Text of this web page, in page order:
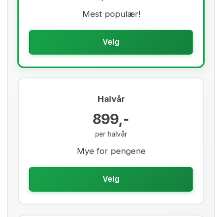
Mest populær!
Velg
Halvår
899,-
per halvår
Mye for pengene
Velg